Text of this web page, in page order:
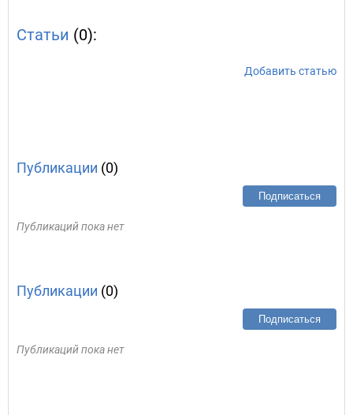
Статьи (0):
Добавить статью
Публикации (0)
Подписаться
Публикаций пока нет
Публикации (0)
Подписаться
Публикаций пока нет